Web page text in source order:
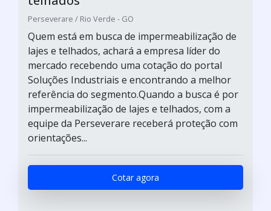
Perseverare / Rio Verde - GO
Quem está em busca de impermeabilização de
lajes e telhados, achará a empresa líder do
mercado recebendo uma cotação do portal
Soluções Industriais e encontrando a melhor
referência do segmento.Quando a busca é por
impermeabilização de lajes e telhados, com a
equipe da Perseverare receberá proteção com
orientações...
Cotar agora